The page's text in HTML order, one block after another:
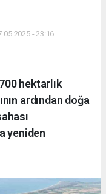
- 23:16
hektarlık
ardından doğa
yeniden